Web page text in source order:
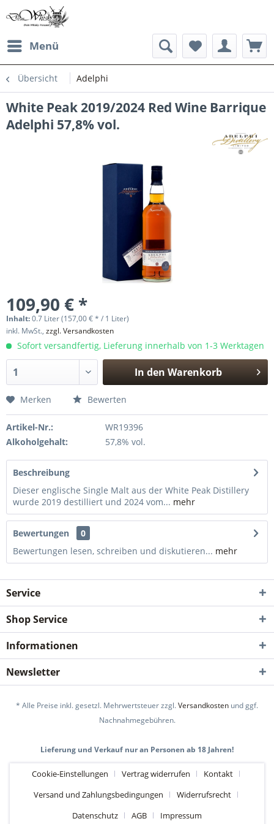
Menü
Übersicht Adelphi
White Peak 2019/2024 Red Wine Barrique
Adelphi 57,8% vol.
109,90 € *
Inhalt:0.7 Liter (157,00 € * / 1 Liter)
inkl. MwSt., zzgl. Versandkosten
Sofort versandfertig, Lieferung innerhalb von 1-3 Werktagen
In den Warenkorb
Merken Bewerten
Artikel-Nr.:
WR19396
Alkoholgehalt:
57,8% vol.
Beschreibung
Dieser englische Single Malt aus der White Peak Distillery
wurde 2019 destilliert und 2024 vom... mehr
Bewertungen
0
Bewertungen lesen, schreiben und diskutieren... mehr
Service
Shop Service
Informationen
Newsletter
* Alle Preise inkl. gesetzl. Mehrwertsteuer zzgl.Versandkosten und ggf.
Nachnahmegebühren.
Lieferung und Verkauf nur an Personen ab 18 Jahren!
Cookie-Einstellungen Vertrag widerrufen
Kontakt
Versand und Zahlungsbedingungen
Widerrufsrecht
Datenschutz
AGB Impressum